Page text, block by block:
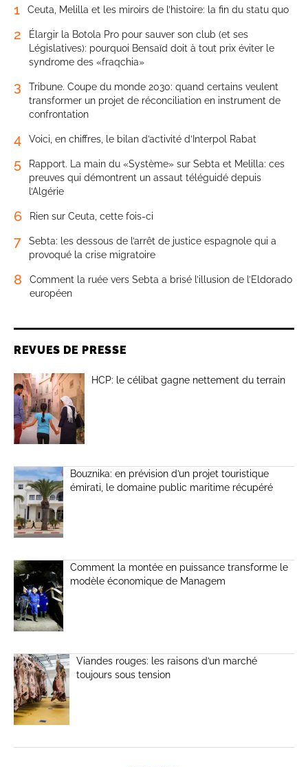
1 Ceuta, Melilla et les miroirs de l’histoire: la fin du statu quo
2
Élargir la Botola Pro pour sauver son club (et ses
Législatives): pourquoi Bensaïd doit à tout prix éviter le
syndrome des «fraqchia»
3
Tribune. Coupe du monde 2030: quand certains veulent
transformer un projet de réconciliation en instrument de
confrontation
4 Voici, en chiffres, le bilan d’activité d’Interpol Rabat
5
Rapport. La main du «Système» sur Sebta et Melilla: ces
preuves qui démontrent un assaut téléguidé depuis
l’Algérie
6 Rien sur Ceuta, cette fois-ci
7
Sebta: les dessous de l’arrêt de justice espagnole qui a
provoqué la crise migratoire
8
Comment la ruée vers Sebta a brisé l’illusion de l’Eldorado
européen
REVUES DE PRESSE
HCP: le célibat gagne nettement du terrain
Bouznika: en prévision d’un projet touristique
émirati, le domaine public maritime récupéré
Comment la montée en puissance transforme le
modèle économique de Managem
Viandes rouges: les raisons d’un marché
toujours sous tension